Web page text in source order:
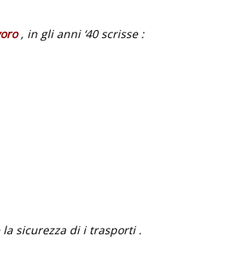
, in gli anni ‘40 scrisse :
sicurezza di i trasporti .